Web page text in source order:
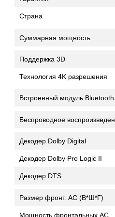
Страна
Суммарная мощность
Поддержка 3D
Технология 4K разрешения
Встроенный модуль Bluetooth
Беспроводное
Декодер Dolby Digital
Декодер Dolby Pro Logic II
Декодер DTS
Размер фронт. АС (В*Ш*Г)
Мощность фронтальных АС